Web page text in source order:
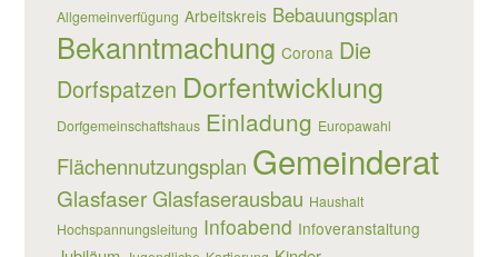
Allgemeinverfügung Arbeitskreis Bebauungsplan
Bekanntmachung Corona Die
Dorfspatzen Dorfentwicklung
Dorfgemeinschaftshaus Einladung Europawahl
Flächennutzungsplan Gemeinderat
Glasfaser Glasfaserausbau Haushalt
Hochspannungsleitung Infoabend Infoveranstaltung